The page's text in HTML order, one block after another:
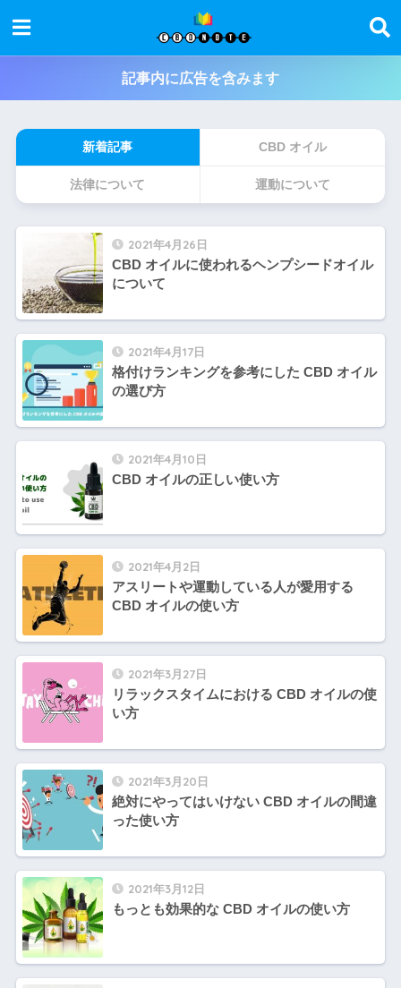
記事内に広告を含みます
新着記事 CBD オイル
法律について 運動について
2021年4月26日
CBD オイルに使われるヘンプシードオイル
について
2021年4月17日
格付けランキングを参考にした CBD オイル
の選び方
2021年4月10日
CBD オイルの正しい使い方
2021年4月2日
アスリートや運動している人が愛用する
CBD オイルの使い方
2021年3月27日
リラックスタイムにおける CBD オイルの使
い方
2021年3月20日
絶対にやってはいけない CBD オイルの間違
った使い方
2021年3月12日
もっとも効果的な CBD オイルの使い方